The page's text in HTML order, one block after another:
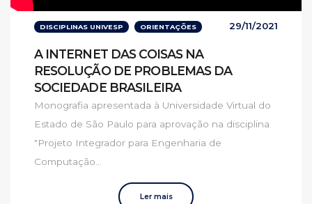
DISCIPLINAS UNIVESP ORIENTAÇÕES 29/11/2021
A INTERNET DAS COISAS NA
RESOLUÇÃO DE PROBLEMAS DA
SOCIEDADE BRASILEIRA
Monografia apresentada à Universidade Virtual do
Estado de São Paulo para aprovação na disciplina
"Projeto Integrador para Engenharia de
Computação...
Ler mais